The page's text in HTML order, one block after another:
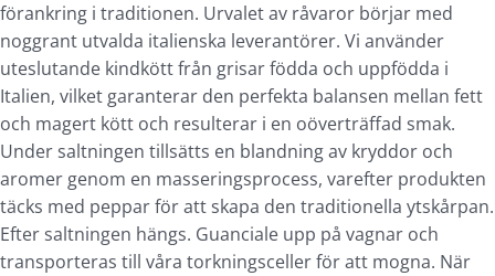
förankring i traditionen. Urvalet av råvaror börjar med
noggrant utvalda italienska leverantörer. Vi använder
uteslutande kindkött från grisar födda och uppfödda i
Italien, vilket garanterar den perfekta balansen mellan fett
och magert kött och resulterar i en oöverträffad smak.
Under saltningen tillsätts en blandning av kryddor och
aromer genom en masseringsprocess, varefter produkten
täcks med peppar för att skapa den traditionella ytskårpan.
Efter saltningen hängs. Guanciale upp på vagnar och
transporteras till våra torkningsceller för att mogna. När